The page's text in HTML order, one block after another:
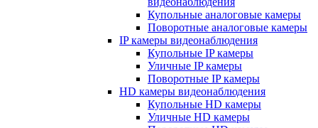
Купольные аналоговые камеры
Поворотные аналоговые камеры
IP камеры видеонаблюдения
Купольные IP камеры
Уличные IP камеры
Поворотные IP камеры
HD камеры видеонаблюдения
Купольные HD камеры
Уличные HD камеры